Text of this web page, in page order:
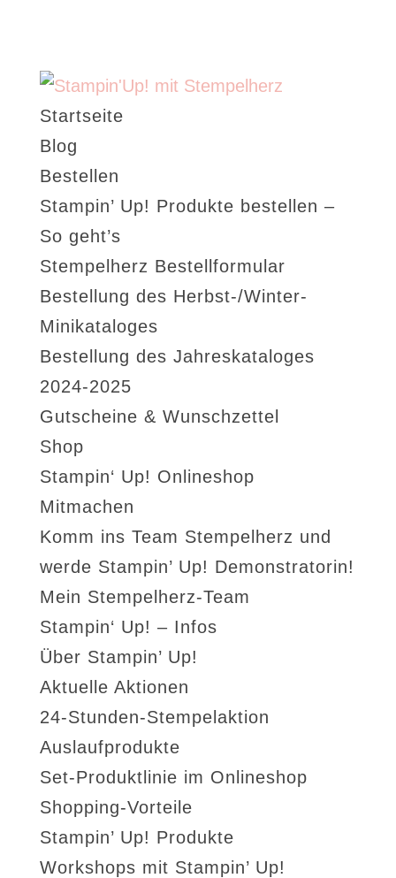
Startseite
Blog
Bestellen
Stampin’ Up! Produkte bestellen –
So geht’s
Stempelherz Bestellformular
Bestellung des Herbst-/Winter-
Minikataloges
Bestellung des Jahreskataloges
2024-2025
Gutscheine & Wunschzettel
Shop
Stampin‘ Up! Onlineshop
Mitmachen
Komm ins Team Stempelherz und
werde Stampin’ Up! Demonstratorin!
Mein Stempelherz-Team
Stampin‘ Up! – Infos
Über Stampin’ Up!
Aktuelle Aktionen
24-Stunden-Stempelaktion
Auslaufprodukte
Set-Produktlinie im Onlineshop
Shopping-Vorteile
Stampin’ Up! Produkte
Workshops mit Stampin’ Up!